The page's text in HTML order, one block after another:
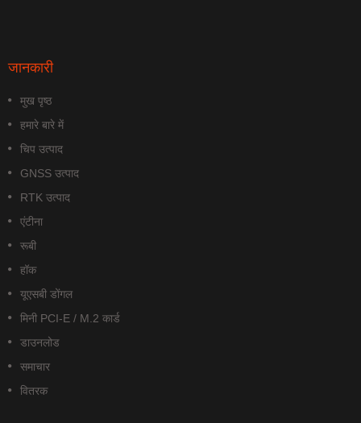
जानकारी
मुख पृष्ठ
हमारे बारे में
चिप उत्पाद
GNSS उत्पाद
RTK उत्पाद
एंटीना
रूबी
हॉक
यूएसबी डोंगल
मिनी PCI-E / M.2 कार्ड
डाउनलोड
समाचार
वितरक